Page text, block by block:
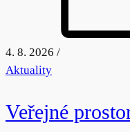
4. 8. 2026 /
Aktuality
Veřejné